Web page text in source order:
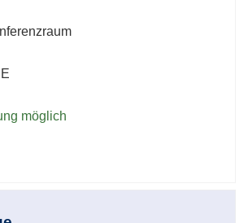
möglich